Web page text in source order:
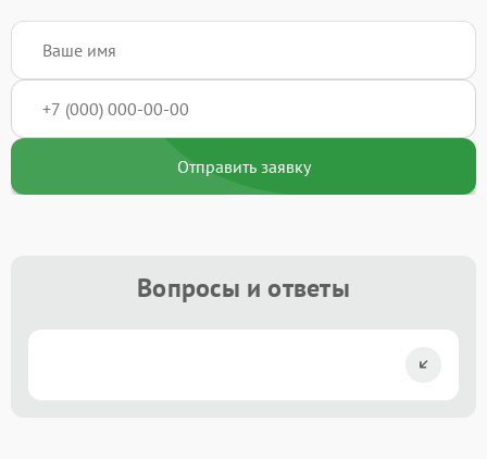
Отправить заявку
Вопросы и ответы